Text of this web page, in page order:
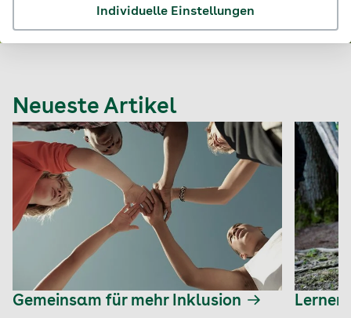
Individuelle Einstellungen
© iStock / kamioska
Neueste Artikel
Gemeinsam für mehr Inklusion Lernen